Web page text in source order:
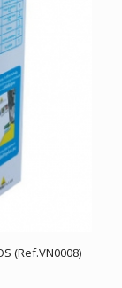
(Ref.VN0008)